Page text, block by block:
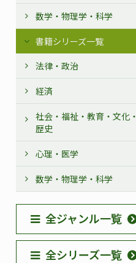
数学・物理学・科学
書籍シリーズ一覧
法律・政治
経済
社会・福祉・教育・文化・
歴史
心理・医学
数学・物理学・科学
全ジャンル一覧
全シリーズ一覧